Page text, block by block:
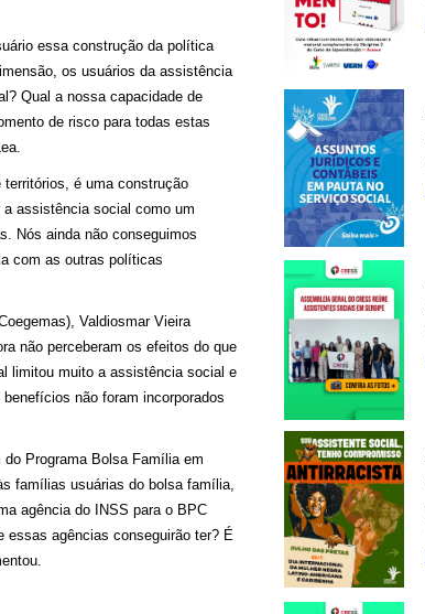
essa construção da política
os usuários da assistência
Qual a nossa capacidade de
de risco para todas estas
é uma construção
assistência social como um
Nós ainda não conseguimos
com as outras políticas
Valdiosmar Vieira
não perceberam os efeitos do que
limitou muito a assistência social e
não foram incorporados
Programa Bolsa Família em
famílias usuárias do bolsa família,
agência do INSS para o BPC
essas agências conseguirão ter? É